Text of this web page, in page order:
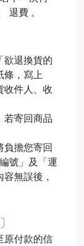
退費 。
欲退換貨的
條，寫上
收件人、收
若寄回商品
負擔您寄回
號」及「運
無誤後，
原付款的信